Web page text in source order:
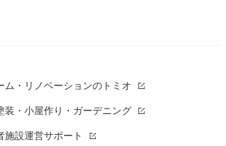
ム・リノベーションのトミオ
装・小屋作り・ ガーデニング
施設運営サポート